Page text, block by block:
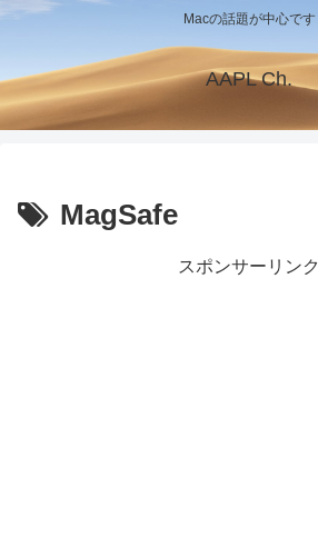
Macの話題が中心です
AAPL Ch.
MagSafe
スポンサーリンク